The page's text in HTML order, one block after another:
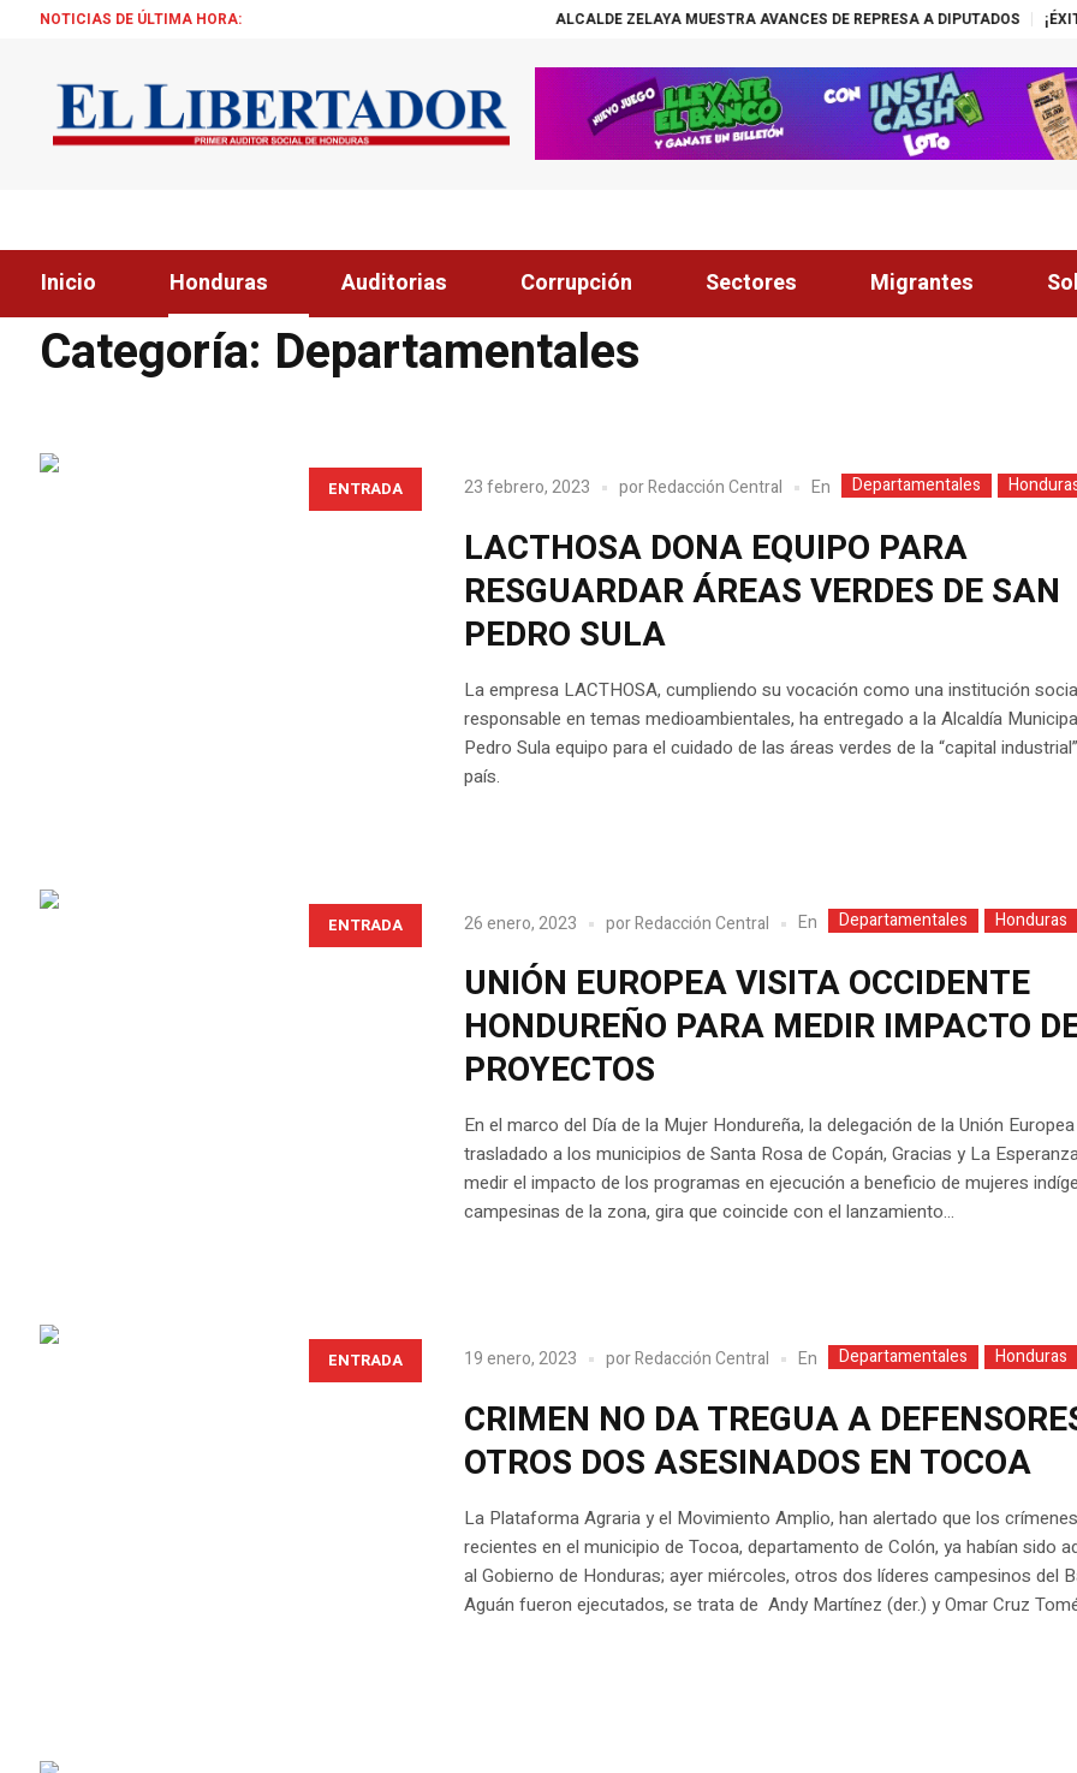
NOTICIAS DE ÚLTIMA HORA: ALCALDE ZELAYA MUESTRA AVANCES DE REPRESA A DIPUTADOS ¡ÉXITO! BECAS
Inicio Honduras Auditorias Corrupción Sectores Migrantes
Categoría: Departamentales
ENTRADA 23 febrero, 2023 porRedacción Central En Departamentales
LACTHOSA DONA EQUIPO PARA
RESGUARDAR ÁREAS VERDES DE SAN
PEDRO SULA
La empresa LACTHOSA, cumpliendo su vocación como una institución
responsable en temas medioambientales, ha entregado a la Alcaldía
Pedro Sula equipo para el cuidado de las áreas verdes de la “capital
país.
ENTRADA 26 enero, 2023 porRedacción Central En Departamentales Honduras
UNIÓN EUROPEA VISITA OCCIDENTE
HONDUREÑO PARA MEDIR IMPACTO
PROYECTOS
En el marco del Día de la Mujer Hondureña, la delegación de la Unión
trasladado a los municipios de Santa Rosa de Copán, Gracias y La
medir el impacto de los programas en ejecución a beneficio de mujeres
campesinas de la zona, gira que coincide con el lanzamiento...
ENTRADA 19 enero, 2023 porRedacción Central En Departamentales Honduras
CRIMEN NO DA TREGUA A
OTROS DOS ASESINADOS EN TOCOA
La Plataforma Agraria y el Movimiento Amplio, han alertado que los crímenes
recientes en el municipio de Tocoa, departamento de Colón, ya habían sido
al Gobierno de Honduras; ayer miércoles, otros dos líderes campesinos del
Aguán fueron ejecutados, se trata de Andy Martínez (der.) y Omar Cruz